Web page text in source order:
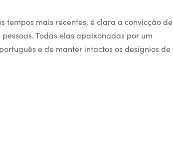
tempos mais recentes, é clara a convicção de
Todas elas apaixonadas por um
e de manter intactos os desígnios de